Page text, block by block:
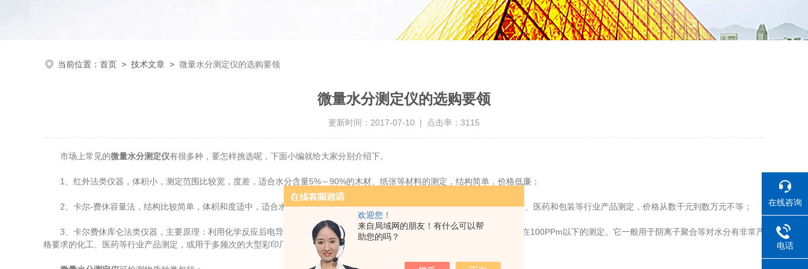
欢迎您！
来自局域网的朋友！有什么可以帮
助您的吗？
当前位置： 首页 > 技术文章 > 微量水分测定仪的选购要领
微量水分测定仪的选购要领
更新时间：2017-07-10 | 点击率：3115
市场上常见的微量水分测定仪有很多种，要怎样挑选呢，下面小编就给大家分别介绍下。
1、红外法类仪器，体积小，测定范围比较宽，度差，适合水分含量5%～90%的木材、纸张等材料的测定，结构简单，价格低廉；
2、卡尔-费休容量法，结构比较简单，体积和度适中，适合水分含量10PPm～10%的测定，一般用于对水分有严格要求的化工、医药和包装等行业产品测定，价格从数千元到数万元不等；
3、卡尔费休库仑法类仪器，主要原理：利用化学反应后电导率变化计算，结构复杂，体积较大，测定度zui高，适合水分含量在100PPm以下的测定。它一般用于阴离子聚合等对水分有非常严
格要求的化工、医药等行业产品测定，或用于多频次的大型彩印厂使用，价格较贵。
在线咨询
电话